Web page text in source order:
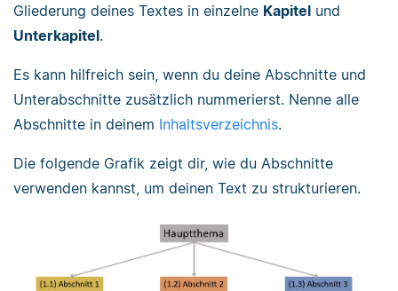
Gliederung deines Textes in einzelne Kapitel und
Unterkapitel.
Es kann hilfreich sein, wenn du deine Abschnitte und
Unterabschnitte zusätzlich nummerierst. Nenne alle
Abschnitte in deinem Inhaltsverzeichnis.
Die folgende Grafik zeigt dir, wie du Abschnitte
verwenden kannst, um deinen Text zu strukturieren.